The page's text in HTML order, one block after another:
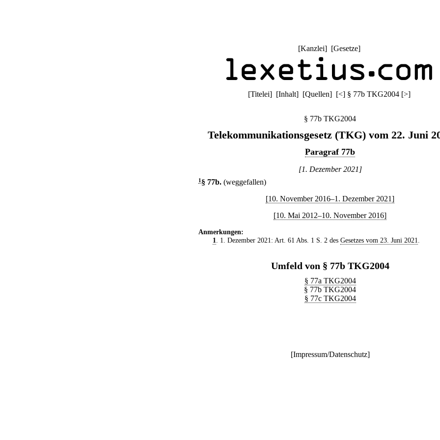
[Kanzlei] [Gesetze]
[Titelei] [Inhalt] [Quellen] [<] § 77b TKG2004 [>]
§ 77b TKG2004
Telekommunikationsgesetz (TKG) vom 22. Juni
Paragraf 77b
[1. Dezember 2021]
1 § 77b. (weggefallen)
[10. November 2016–1. Dezember 2021]
[10. Mai 2012–10. November 2016]
Anmerkungen:
1
. 1. Dezember 2021: Art. 61 Abs. 1 S. 2 des Gesetzes vom 23. Juni 2021
Umfeld von § 77b TKG2004
§ 77a TKG2004
§ 77b TKG2004
§ 77c TKG2004
[Impressum/Datenschutz]